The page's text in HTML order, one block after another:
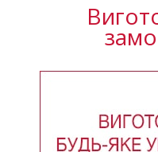
Виготовлення на